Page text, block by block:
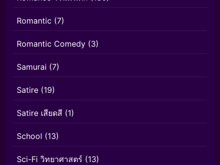
Romantic (7)
Romantic Comedy (3)
Samurai (7)
Satire (19)
Satire เสียดสี (1)
School (13)
Sci-Fi วิทยาศาสตร์ (13)